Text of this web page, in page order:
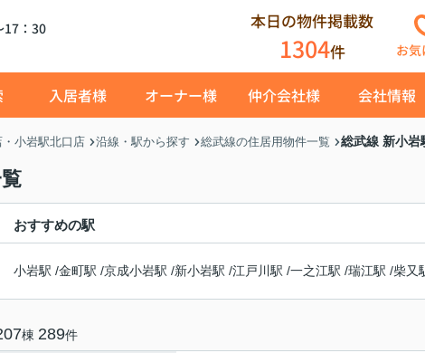
17：30
本日の物件掲載数
1304件 お気
入居者様 オーナー様 仲介会社様 会社情報
小岩駅北口店 沿線・駅から探す 総武線の住居用物件一覧 総武線 新小岩
おすすめの駅
小岩駅 /金町駅 /京成小岩駅 /新小岩駅 /江戸川駅 /一之江駅 /瑞江駅 /柴又
棟 289件